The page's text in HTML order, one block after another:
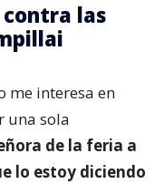
las
me interesa en
una sola
de la feria a
lo estoy diciendo